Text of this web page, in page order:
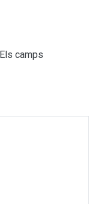
Els camps